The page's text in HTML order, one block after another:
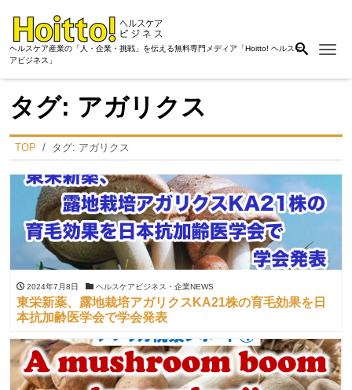
ヘルスケア産業の「人・企業・挑戦」を伝える無料専門メディア「Hoitto! ヘルスケ
アビジネス」
タグ: アガリクス
TOP タグ: アガリクス
2024年7月8日 ヘルスケアビジネス・企業NEWS
東栄新薬、露地栽培アガリクスKA21株の育毛効果を日
本抗加齢医学会で学会発表